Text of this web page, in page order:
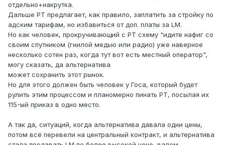
отдельно+накрутка.
Дальше РТ предлагает, как правило, заплатить за стройку по
адским тарифам, но избавиться от доп. платы за LM.
Но как человек, прокручивающий с РТ схему "идите нафиг со
своим спутником (гнилой медью или радио) уже наверное
несколько сотен раз, когда тут вот есть местный оператор",
могу сказать, да альтернатива
может сохранить этот рынок.
Но для этого должен быть человек у Госа, который будет
рулить этим процессом и планомерно пинать РТ, посылая их
115-ый приказ в одно место.
А так да, ситуаций, когда альтернатива давала одни цены,
потом всё перевели на центральный контракт, и альтернатива